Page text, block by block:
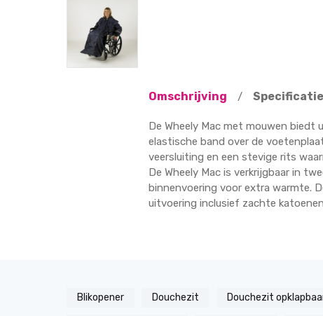
Omschrijving /
De Wheely Mac met mouwen biedt
elastische band over de
veersluiting en een stevige rits
De Wheely Mac is verkrijgbaar in
binnenvoering voor extra warmte.
uitvoering inclusief zachte
Blikopener Douchezit Douchezit